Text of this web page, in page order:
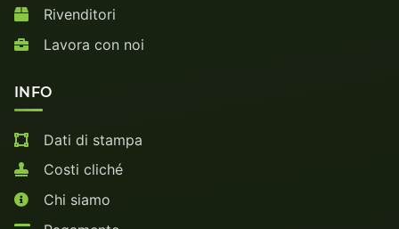
Rivenditori
Lavora con noi
INFO
Dati di stampa
Costi cliché
Chi siamo